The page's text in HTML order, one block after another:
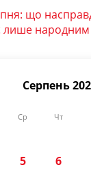
що
народним
Серпень
Ср Чт
5 6